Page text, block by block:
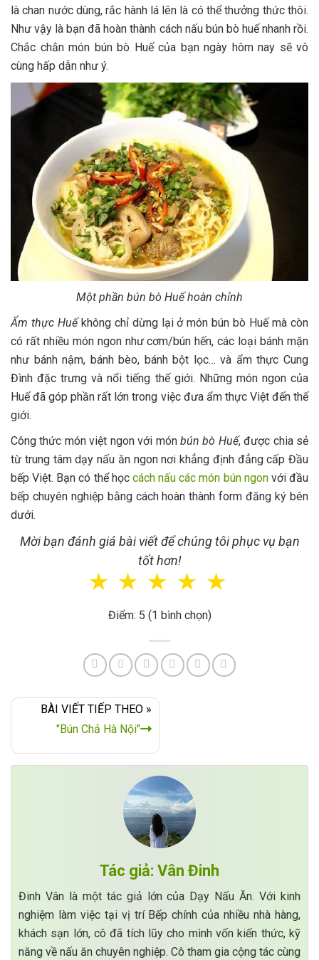
là chan nước dùng, rắc hành lá lên là có thể thưởng thức thôi.
Như vậy là bạn đã hoàn thành cách nấu bún bò huế nhanh rồi.
Chắc chắn món bún bò Huế của bạn ngày hôm nay sẽ vô
cùng hấp dẫn như ý.
Một phần bún bò Huế hoàn chỉnh
Ẩm thực Huếkhông chỉ dừng lại ở món bún bò Huế mà còn
có rất nhiều món ngon như cơm/bún hến, các loại bánh mặn
như bánh nậm, bánh bèo, bánh bột lọc… và ẩm thực Cung
Đình đặc trưng và nổi tiếng thế giới. Những món ngon của
Huế đã góp phần rất lớn trong việc đưa ẩm thực Việt đến thế
giới.
Công thức món việt ngon với món bún bò Huế, được chia sẻ
từ trung tâm dạy nấu ăn ngon nơi khẳng định đẳng cấp Đầu
bếp Việt. Bạn có thể học cách nấu các món bún ngonvới đầu
bếp chuyên nghiệp bằng cách hoàn thành form đăng ký bên
dưới.
Mời bạn đánh giá bài viết để chúng tôi phục vụ bạn
tốt hơn!
☆
☆
☆
☆
☆
Điểm: 5 (1 bình chọn)
BÀI VIẾT TIẾP THEO »
"Bún Chả Hà Nội"
Tác giả: Vân Đinh
Đinh Vân là một tác giả lớn của Dạy Nấu Ăn. Với kinh
nghiệm làm việc tại vị trí Bếp chính của nhiều nhà hàng,
khách sạn lớn, cô đã tích lũy cho mình vốn kiến thức, kỹ
năng về nấu ăn chuyên nghiệp. Cô tham gia cộng tác cùng